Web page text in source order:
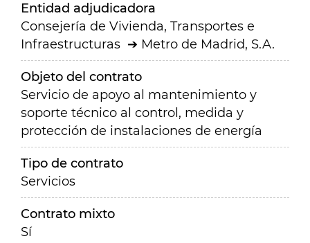
Entidad adjudicadora
Consejería de Vivienda, Transportes e
Infraestructuras
Metro de Madrid, S.A.
Objeto del contrato
Servicio de apoyo al mantenimiento y
soporte técnico al control, medida y
protección de instalaciones de energía
Tipo de contrato
Servicios
Contrato mixto
Sí